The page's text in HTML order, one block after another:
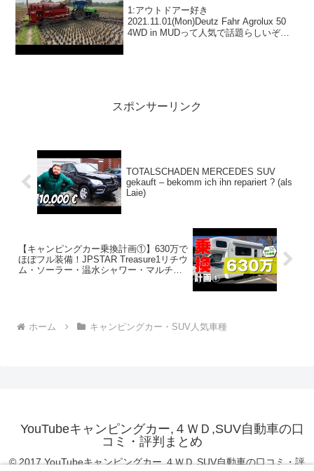
1:アウトドアー好き
2021.11.01(Mon)Deutz Fahr Agrolux 50
4WD in MUDって人気で話題らしいぞ、
スポンサーリンク
TOTALSCHADEN MERCEDES SUV
gekauft – bekomm ich ihn repariert ? (als
Laie)
【キャンピングカー乗換計画①】630万で
ほぼフル装備！JPSTAR Treasure1リチウ
ム・ソーラー・温水シャワー・マルチル
ホーム キャンピングカー・SUV人気車種
YouTubeキャンピングカー,４ＷＤ,SUV自動車の口
コミ・評判まとめ
© 2017 YouTubeキャンピングカー,４ＷＤ,SUV自動車の口コミ・評